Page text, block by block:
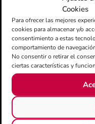
Cookies
Para ofrecer las mejores
cookies para almacenar y/o
consentimiento a estas
comportamiento de
No consentir o retirar el
ciertas características y